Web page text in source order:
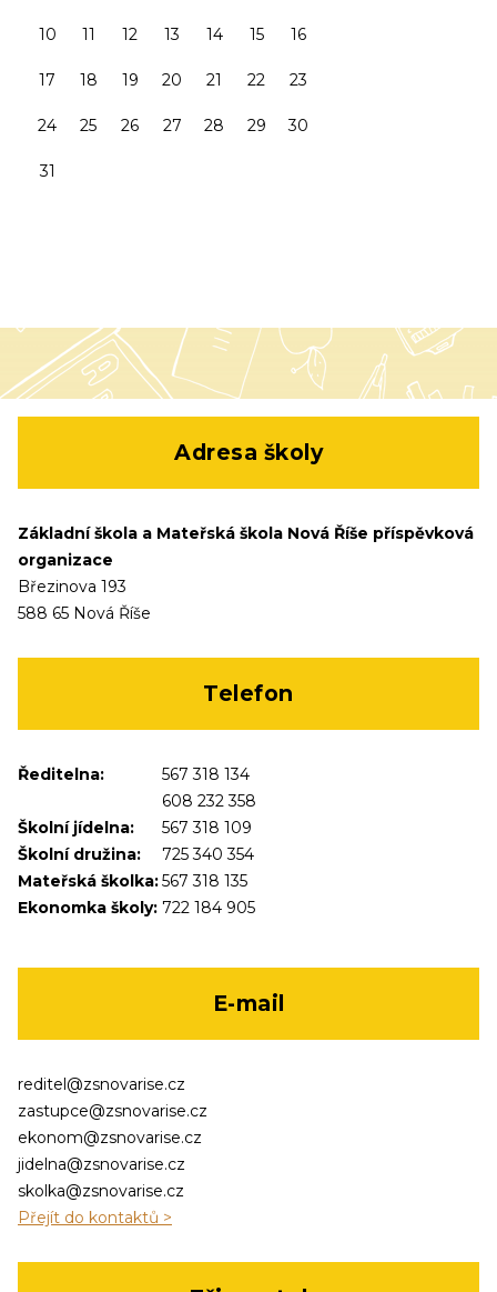
10 11 12 13 14 15 16
17 18 19 20 21 22 23
24 25 26 27 28 29 30
31
Adresa školy
Základní škola a Mateřská škola Nová Říše příspěvková
organizace
Březinova 193
588 65 Nová Říše
Telefon
Ředitelna:
567 318 134
608 232 358
Školní jídelna:
567 318 109
Školní družina:
725 340 354
Mateřská školka:567 318 135
Ekonomka školy: 722 184 905
E-mail
reditel@zsnovarise.cz
zastupce@zsnovarise.cz
ekonom@zsnovarise.cz
jidelna@zsnovarise.cz
skolka@zsnovarise.cz
Přejít do kontaktů >